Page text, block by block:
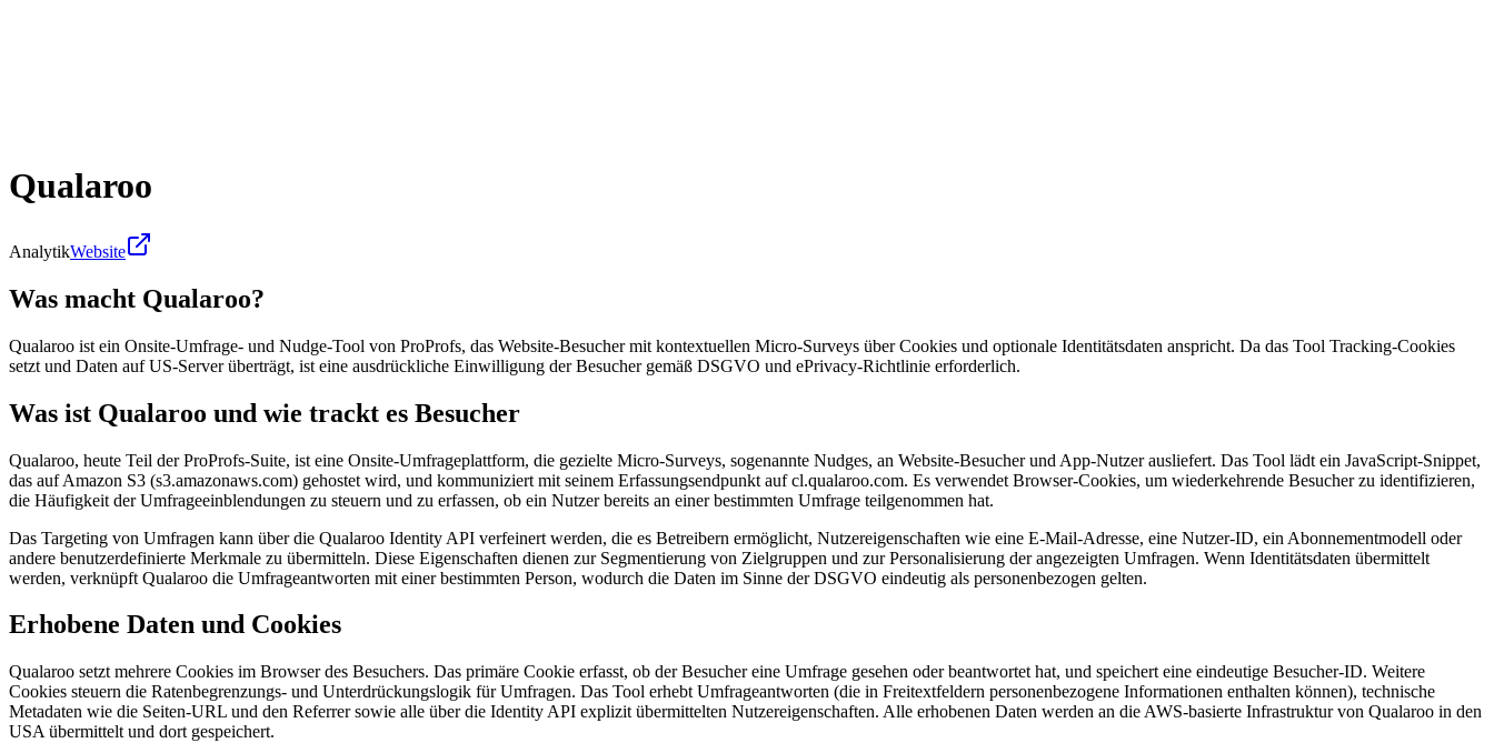
Qualaroo
AnalytikWebsite
Was macht Qualaroo?
Qualaroo ist ein Onsite-Umfrage- und Nudge-Tool von ProProfs, das Website-Besucher mit kontextuellen Micro-Surveys über Cookies und optionale Identitätsdaten anspricht. Da das Tool Tracking-Cookies
setzt und Daten auf US-Server überträgt, ist eine ausdrückliche Einwilligung der Besucher gemäß DSGVO und ePrivacy-Richtlinie erforderlich.
Was ist Qualaroo und wie trackt es Besucher
Qualaroo, heute Teil der ProProfs-Suite, ist eine Onsite-Umfrageplattform, die gezielte Micro-Surveys, sogenannte Nudges, an Website-Besucher und App-Nutzer ausliefert. Das Tool lädt ein JavaScript-Snippet,
das auf Amazon S3 (s3.amazonaws.com) gehostet wird, und kommuniziert mit seinem Erfassungsendpunkt auf cl.qualaroo.com. Es verwendet Browser-Cookies, um wiederkehrende Besucher zu identifizieren,
die Häufigkeit der Umfrageeinblendungen zu steuern und zu erfassen, ob ein Nutzer bereits an einer bestimmten Umfrage teilgenommen hat.
Das Targeting von Umfragen kann über die Qualaroo Identity API verfeinert werden, die es Betreibern ermöglicht, Nutzereigenschaften wie eine E-Mail-Adresse, eine Nutzer-ID, ein Abonnementmodell oder
andere benutzerdefinierte Merkmale zu übermitteln. Diese Eigenschaften dienen zur Segmentierung von Zielgruppen und zur Personalisierung der angezeigten Umfragen. Wenn Identitätsdaten übermittelt
werden, verknüpft Qualaroo die Umfrageantworten mit einer bestimmten Person, wodurch die Daten im Sinne der DSGVO eindeutig als personenbezogen gelten.
Erhobene Daten und Cookies
Qualaroo setzt mehrere Cookies im Browser des Besuchers. Das primäre Cookie erfasst, ob der Besucher eine Umfrage gesehen oder beantwortet hat, und speichert eine eindeutige Besucher-ID. Weitere
Cookies steuern die Ratenbegrenzungs- und Unterdrückungslogik für Umfragen. Das Tool erhebt Umfrageantworten (die in Freitextfeldern personenbezogene Informationen enthalten können), technische
Metadaten wie die Seiten-URL und den Referrer sowie alle über die Identity API explizit übermittelten Nutzereigenschaften. Alle erhobenen Daten werden an die AWS-basierte Infrastruktur von Qualaroo in den
USA übermittelt und dort gespeichert.